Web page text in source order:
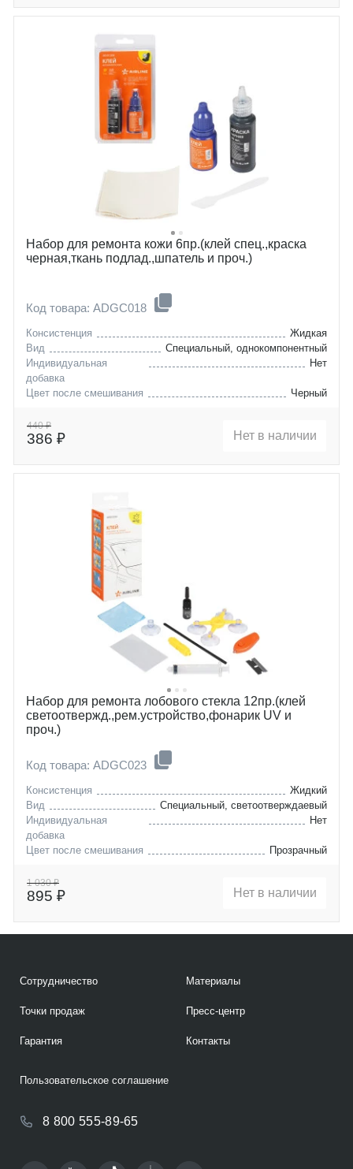
Набор для ремонта кожи 6пр.(клей спец.,краска
черная,ткань подлад.,шпатель и проч.)
Код товара: ADGC018
Консистенция
Жидкая
Вид
Специальный, однокомпонентный
Индивидуальная
добавка
Нет
Цвет после смешивания Черный
440 ₽
386 ₽ Нет в наличии
Набор для ремонта лобового стекла 12пр.(клей
светоотвержд.,рем.устройство,фонарик UV и
проч.)
Код товара: ADGC023
Консистенция
Жидкий
Вид
Специальный, светоотверждаевый
Индивидуальная
добавка
Нет
Цвет после смешивания Прозрачный
1 030 ₽
895 ₽ Нет в наличии
Сотрудничество
Точки продаж
Гарантия
Материалы
Пресс-центр
Контакты
8 800 555-89-65
Пользовательское соглашение